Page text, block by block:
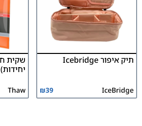
תיק איפור Icebridge
IceBridge
₪39
יחידות)
Thaw